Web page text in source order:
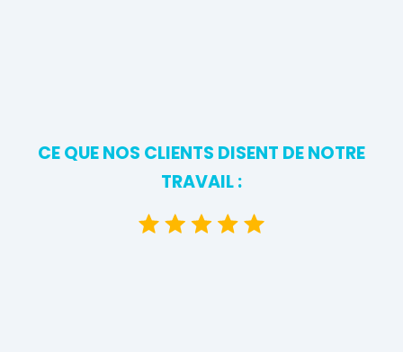
CE QUE NOS CLIENTS DISENT DE NOTRE
TRAVAIL :